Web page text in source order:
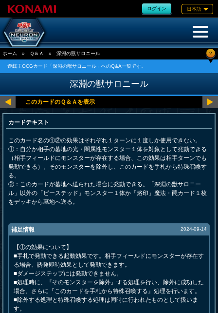
ログイン 日本語
ホーム » Ｑ＆Ａ » 深淵の獣サロニール ?
遊戯王OCGカード「深淵の獣サロニール」へのQ&A一覧です。
深淵の獣サロニール
カードテキスト
このカード名の①②の効果はそれぞれ１ターンに１度しか使用できない。
①：自分か相手の墓地の光・闇属性モンスター１体を対象として発動できる
（相手フィールドにモンスターが存在する場合、この効果は相手ターンでも
発動できる）。そのモンスターを除外し、このカードを手札から特殊召喚す
る。
②：このカードが墓地へ送られた場合に発動できる。「深淵の獣サロニー
ル」以外の「ビーステッド」モンスター１体か「烙印」魔法・罠カード１枚
をデッキから墓地へ送る。
補足情報 2024-09-14
【①の効果について】
■手札で発動できる起動効果です。相手フィールドにモンスターが存在す
る場合、誘発即時効果として発動できます。
■ダメージステップには発動できません。
■処理時に、『そのモンスターを除外』する処理を行い、除外に成功した
場合、さらに『このカードを手札から特殊召喚する』処理を行います。
■除外する処理と特殊召喚する処理は同時に行われたものとして扱いま
す。